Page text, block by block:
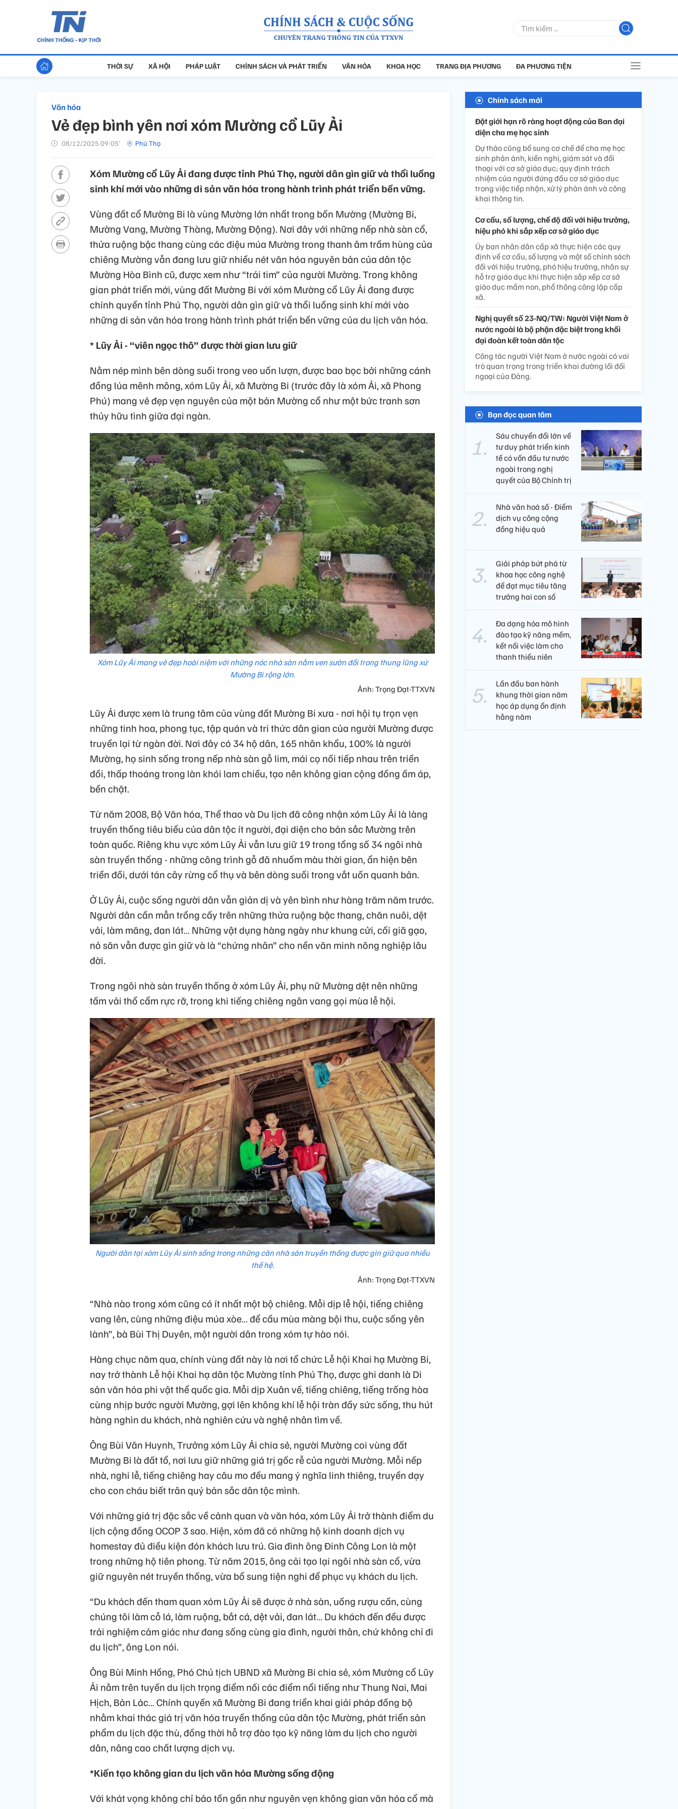
THỜI SỰ XÃ HỘI PHÁP LUẬT CHÍNH SÁCH VÀ PHÁT TRIỂN VĂN HÓA KHOA HỌC TRANG ĐỊA PHƯƠNG ĐA PHƯƠNG TIỆN
Văn hóa
Vẻ đẹp bình yên nơi xóm Mường cổ Lũy Ải
08/12/2025 09:05’ Phú Thọ
Xóm Mường cổ Lũy Ải đang được tỉnh Phú Thọ, người dân gìn giữ và thổi luồng
sinh khí mới vào những di sản văn hóa trong hành trình phát triển bền vững.
Vùng đất cổ Mường Bi là vùng Mường lớn nhất trong bốn Mường (Mường Bi,
Mường Vang, Mường Thàng, Mường Động). Nơi đây với những nếp nhà sàn cổ,
thửa ruộng bậc thang cùng các điệu múa Mường trong thanh âm trầm hùng của
chiêng Mường vẫn đang lưu giữ nhiều nét văn hóa nguyên bản của dân tộc
Mường Hòa Bình cũ, được xem như “trái tim” của người Mường. Trong không
gian phát triển mới, vùng đất Mường Bi với xóm Mường cổ Lũy Ải đang được
chính quyền tỉnh Phú Thọ, người dân gìn giữ và thổi luồng sinh khí mới vào
những di sản văn hóa trong hành trình phát triển bền vững của du lịch văn hóa.
* Lũy Ải - “viên ngọc thô” được thời gian lưu giữ
Nằm nép mình bên dòng suối trong veo uốn lượn, được bao bọc bởi những cánh
đồng lúa mênh mông, xóm Lũy Ải, xã Mường Bi (trước đây là xóm Ải, xã Phong
Phú) mang vẻ đẹp vẹn nguyên của một bản Mường cổ như một bức tranh sơn
thủy hữu tình giữa đại ngàn.
Xóm Lũy Ải mang vẻ đẹp hoài niệm với những nóc nhà sàn nằm ven sườn đồi trong thung lũng xứ
Mường Bi rộng lớn.
Ảnh: Trọng Đạt-TTXVN
Lũy Ải được xem là trung tâm của vùng đất Mường Bi xưa - nơi hội tụ trọn vẹn
những tinh hoa, phong tục, tập quán và tri thức dân gian của người Mường được
truyền lại từ ngàn đời. Nơi đây có 34 hộ dân, 165 nhân khẩu, 100% là người
Mường, họ sinh sống trong nếp nhà sàn gỗ lim, mái cọ nối tiếp nhau trên triền
đồi, thấp thoáng trong làn khói lam chiều, tạo nên không gian cộng đồng ấm áp,
bền chặt.
Từ năm 2008, Bộ Văn hóa, Thể thao và Du lịch đã công nhận xóm Lũy Ải là làng
truyền thống tiêu biểu của dân tộc ít người, đại diện cho bản sắc Mường trên
toàn quốc. Riêng khu vực xóm Lũy Ải vẫn lưu giữ 19 trong tổng số 34 ngôi nhà
sàn truyền thống - những công trình gỗ đã nhuốm màu thời gian, ẩn hiện bên
triền đồi, dưới tán cây rừng cổ thụ và bên dòng suối trong vắt uốn quanh bản.
Ở Lũy Ải, cuộc sống người dân vẫn giản dị và yên bình như hàng trăm năm trước.
Người dân cần mẫn trồng cấy trên những thửa ruộng bậc thang, chăn nuôi, dệt
vải, làm măng, đan lát… Những vật dụng hàng ngày như khung cửi, cối giã gạo,
nỏ săn vẫn được gìn giữ và là “chứng nhân” cho nền văn minh nông nghiệp lâu
đời.
Trong ngôi nhà sàn truyền thống ở xóm Lũy Ải, phụ nữ Mường dệt nên những
tấm vải thổ cẩm rực rỡ, trong khi tiếng chiêng ngân vang gọi mùa lễ hội.
Người dân tại xóm Lũy Ải sinh sống trong những căn nhà sàn truyền thống được gìn giữ qua nhiều
thế hệ.
Ảnh: Trọng Đạt-TTXVN
“Nhà nào trong xóm cũng có ít nhất một bộ chiêng. Mỗi dịp lễ hội, tiếng chiêng
vang lên, cùng những điệu múa xòe… để cầu mùa màng bội thu, cuộc sống yên
lành”, bà Bùi Thị Duyên, một người dân trong xóm tự hào nói.
Hàng chục năm qua, chính vùng đất này là nơi tổ chức Lễ hội Khai hạ Mường Bi,
nay trở thành Lễ hội Khai hạ dân tộc Mường tỉnh Phú Thọ, được ghi danh là Di
sản văn hóa phi vật thể quốc gia. Mỗi dịp Xuân về, tiếng chiêng, tiếng trống hòa
cùng nhịp bước người Mường, gợi lên không khí lễ hội tràn đầy sức sống, thu hút
hàng nghìn du khách, nhà nghiên cứu và nghệ nhân tìm về.
Ông Bùi Văn Huynh, Trưởng xóm Lũy Ải chia sẻ, người Mường coi vùng đất
Mường Bi là đất tổ, nơi lưu giữ những giá trị gốc rễ của người Mường. Mỗi nếp
nhà, nghi lễ, tiếng chiêng hay câu mo đều mang ý nghĩa linh thiêng, truyền dạy
cho con cháu biết trân quý bản sắc dân tộc mình.
Với những giá trị đặc sắc về cảnh quan và văn hóa, xóm Lũy Ải trở thành điểm du
lịch cộng đồng OCOP 3 sao. Hiện, xóm đã có những hộ kinh doanh dịch vụ
homestay đủ điều kiện đón khách lưu trú. Gia đình ông Đinh Công Lon là một
trong những hộ tiên phong. Từ năm 2015, ông cải tạo lại ngôi nhà sàn cổ, vừa
giữ nguyên nét truyền thống, vừa bổ sung tiện nghi để phục vụ khách du lịch.
“Du khách đến tham quan xóm Lũy Ải sẽ được ở nhà sàn, uống rượu cần, cùng
chúng tôi làm cỗ lá, làm ruộng, bắt cá, dệt vải, đan lát… Du khách đến đều được
trải nghiệm cảm giác như đang sống cùng gia đình, người thân, chứ không chỉ đi
du lịch”, ông Lon nói.
Ông Bùi Minh Hồng, Phó Chủ tịch UBND xã Mường Bi chia sẻ, xóm Mường cổ Lũy
Ải nằm trên tuyến du lịch trọng điểm nối các điểm nổi tiếng như Thung Nai, Mai
Hịch, Bản Lác… Chính quyền xã Mường Bi đang triển khai giải pháp đồng bộ
nhằm khai thác giá trị văn hóa truyền thống của dân tộc Mường, phát triển sản
phẩm du lịch đặc thù, đồng thời hỗ trợ đào tạo kỹ năng làm du lịch cho người
dân, nâng cao chất lượng dịch vụ.
*Kiến tạo không gian du lịch văn hóa Mường sống động
Với khát vọng không chỉ bảo tồn gần như nguyên vẹn không gian văn hóa cổ mà
Chính sách mới
Đặt giới hạn rõ ràng hoạt động của Ban đại
diện cha mẹ học sinh
Dự thảo cũng bổ sung cơ chế để cha mẹ học
sinh phản ánh, kiến nghị, giám sát và đối
thoại với cơ sở giáo dục; quy định trách
nhiệm của người đứng đầu cơ sở giáo dục
trong việc tiếp nhận, xử lý phản ánh và công
khai thông tin.
Cơ cấu, số lượng, chế độ đối với hiệu trưởng,
hiệu phó khi sắp xếp cơ sở giáo dục
Ủy ban nhân dân cấp xã thực hiện các quy
định về cơ cấu, số lượng và một số chính sách
đối với hiệu trưởng, phó hiệu trưởng, nhân sự
hỗ trợ giáo dục khi thực hiện sắp xếp cơ sở
giáo dục mầm non, phổ thông công lập cấp
xã.
Nghị quyết số 23-NQ/TW: Người Việt Nam ở
nước ngoài là bộ phận đặc biệt trong khối
đại đoàn kết toàn dân tộc
Công tác người Việt Nam ở nước ngoài có vai
trò quan trọng trong triển khai đường lối đối
ngoại của Đảng.
Bạn đọc quan tâm
Sáu chuyển đổi lớn về
tư duy phát triển kinh
tế có vốn đầu tư nước
ngoài trong nghị
quyết của Bộ Chính trị
Nhà văn hoá số - Điểm
dịch vụ công cộng
đồng hiệu quả
Giải pháp bứt phá từ
khoa học công nghệ
để đạt mục tiêu tăng
trưởng hai con số
Đa dạng hóa mô hình
đào tạo kỹ năng mềm,
kết nối việc làm cho
thanh thiếu niên
Lần đầu ban hành
khung thời gian năm
học áp dụng ổn định
hằng năm